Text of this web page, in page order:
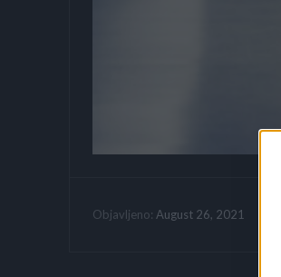
Objavljeno: August 26, 2021